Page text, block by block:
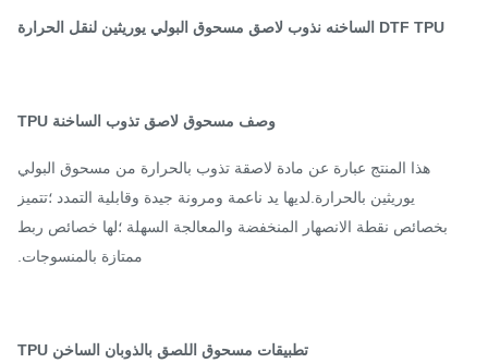
DTF TPU الساخنه نذوب لاصق مسحوق البولي يوريثين لنقل الحرارة
وصف مسحوق لاصق تذوب الساخنة TPU
هذا المنتج عبارة عن مادة لاصقة تذوب بالحرارة من مسحوق البولي
يوريثين بالحرارة.لديها يد ناعمة ومرونة جيدة وقابلية التمدد ؛تتميز
بخصائص نقطة الانصهار المنخفضة والمعالجة السهلة ؛لها خصائص ربط
ممتازة بالمنسوجات.
تطبيقات مسحوق اللصق بالذوبان الساخن TPU